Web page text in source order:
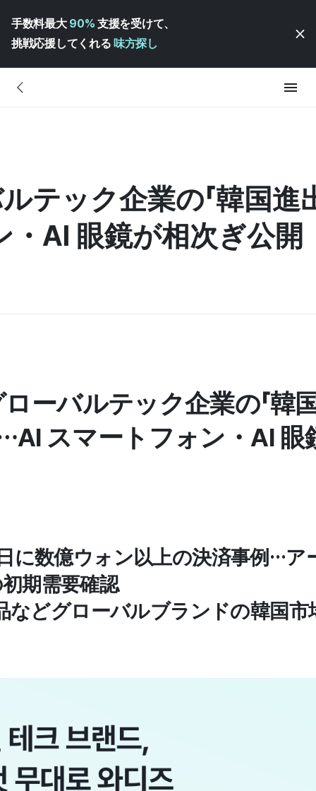
手数料最大 90% 支援を受けて、
挑戦応援してくれる 味方探し
テック企業の「韓国進
AI 眼鏡が相次ぎ公開
ーバルテック企業の「韓
スマートフォン・AI 眼
に数億ウォン以上の決済事例…ア
期需要確認
などグローバルブランドの韓国市